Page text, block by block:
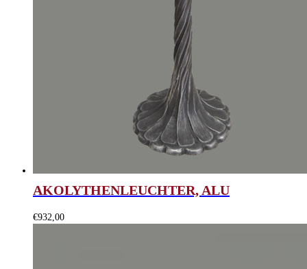
AKOLYTHENLEUCHTER, ALU
€932,00